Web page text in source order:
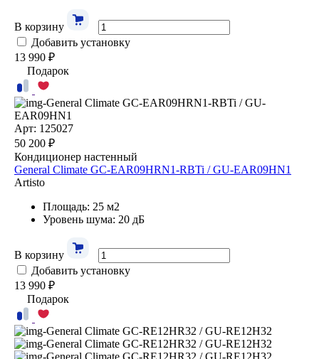
В корзину
Добавить установку
13 990 ₽
Подарок
Арт: 125027
50 200 ₽
Кондиционер настенный
General Climate GC-EAR09HRN1-RBTi / GU-EAR09HN1
Artisto
Площадь: 25 м2
Уровень шума: 20 дБ
В корзину
Добавить установку
13 990 ₽
Подарок